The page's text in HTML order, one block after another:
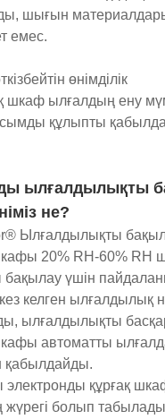
шығын
емес.
өнімділік
шкаф ылғалдың ену
құлыпты
ылғалдылықты
не?
Ылғалдылықты
20% RH-60% RH
үшін
келген ылғалдылық
ылғалдылықты
автоматты
қабылдайды.
электронды құрғақ
болып